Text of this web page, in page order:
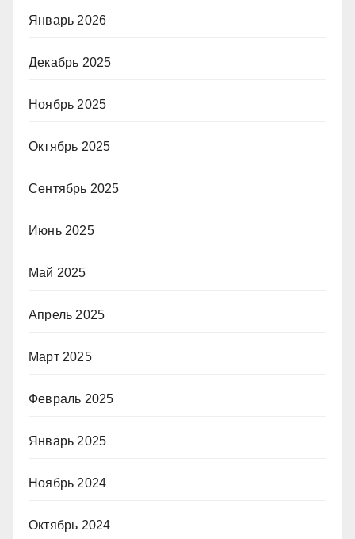
Январь 2026
Декабрь 2025
Ноябрь 2025
Октябрь 2025
Сентябрь 2025
Июнь 2025
Май 2025
Апрель 2025
Март 2025
Февраль 2025
Январь 2025
Ноябрь 2024
Октябрь 2024